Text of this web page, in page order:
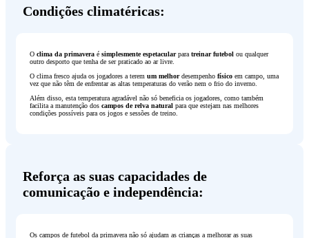
Condições climatéricas:
O clima da primavera é simplesmente espetacularpara treinar futebol ou qualquer
outro desporto que tenha de ser praticado ao ar livre.
O clima fresco ajuda os jogadores a terem um melhordesempenho físico em campo, uma
vez que não têm de enfrentar as altas temperaturas do verão nem o frio do inverno.
Além disso, esta temperatura agradável não só beneficia os jogadores, como também
facilita a manutenção dos campos de relva natural para que estejam nas melhores
condições possíveis para os jogos e sessões de treino.
Reforça as suas capacidades de
comunicação e independência:
Os campos de futebol da primavera não só ajudam as crianças a melhorar as suas